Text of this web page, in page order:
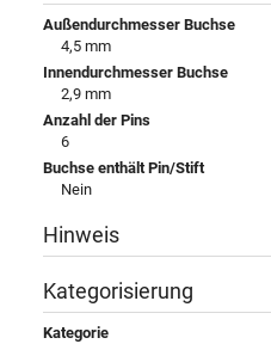
Außendurchmesser Buchse
4,5 mm
Innendurchmesser Buchse
2,9 mm
Anzahl der Pins
6
Buchse enthält Pin/Stift
Nein
Hinweis
Kategorisierung
Kategorie